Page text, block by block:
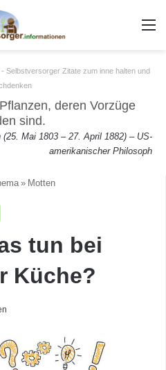
Selbstversorger Zitate zum inne halten und
deren Vorzüge
sind.
Mai 1803 – 27. April 1882) – US-
amerikanischer Philosoph
» Motten
tun bei
Küche?